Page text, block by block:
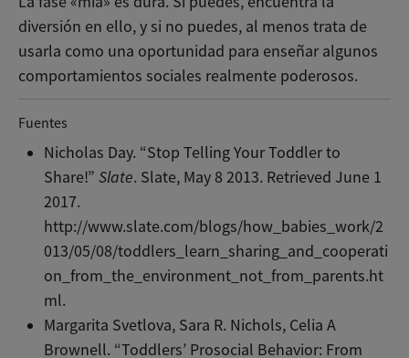
diversión en ello, y si no puedes, al menos trata de
usarla como una oportunidad para enseñar algunos
comportamientos sociales realmente poderosos.
Fuentes
Nicholas Day. “Stop Telling Your Toddler to
Share!”Slate. Slate, May 8 2013. Retrieved June 1
2017.
http://www.slate.com/blogs/how_babies_work/2
013/05/08/toddlers_learn_sharing_and_cooperati
on_from_the_environment_not_from_parents.ht
ml.
Margarita Svetlova, Sara R. Nichols, Celia A
Brownell. “Toddlers’ Prosocial Behavior: From